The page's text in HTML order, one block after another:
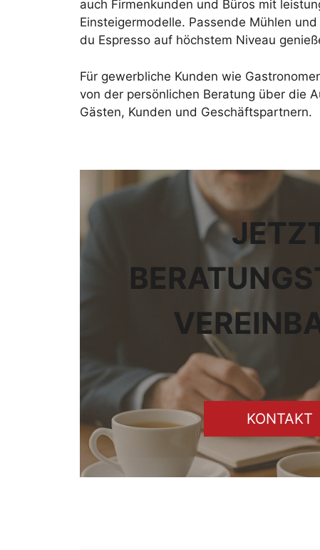
auch Firmenkunden und Büros mit
Einsteigermodelle. Passende Mühlen
du Espresso auf höchstem Niveau
Für gewerbliche Kunden wie
von der persönlichen Beratung über die
Gästen, Kunden und Geschäftspartnern.
KONTAKT